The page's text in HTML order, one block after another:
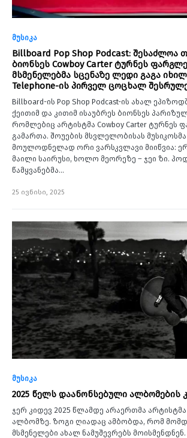
მუსიკა
Billboard Pop Shop Podcast: შესაძლოა
ბიონსეს Cowboy Carter ტურნეს
მსმენელებმა სცენაზე ლედი გაგა
Telephone-ის პირველ ცოცხალ
Billboard-ის Pop Shop Podcast-ის ახალ
ქეითიმ და კითიმ ისაუბრეს ბიონსეს
რომლებიც არტისტმა Cowboy Carter ტურნეს
გამართა. შოუების მსვლელობისას მუსიკოსმა
მოულოდნელად ორი ვარსკვლავი მიიწვია:
მაილი საირუსი, ხოლო მეორეზე – ჯეი ზი.
წამყვანებმა…
25 ივნისი, 2025
მუსიკა
2025 წელს დაანონსებული ალბომების
ჯერ კიდევ 2025 წლამდე არაერთმა არტისტმა
ალბომზე. ზოგი ღიადაც ამბობდა, რომ
მსმენელები ახალ ნამუშევრებს